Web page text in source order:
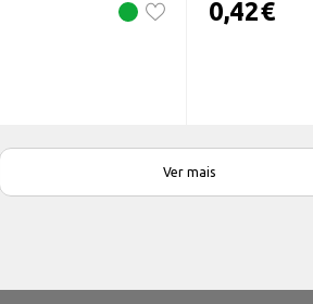
0,42€
Ver mais